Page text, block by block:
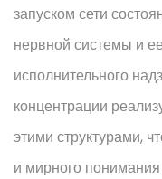
запуском сети
нервной системы и
исполнительного
концентрации
этими структурами,
и мирного понимания